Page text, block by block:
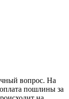
вопрос. На
пошлины за